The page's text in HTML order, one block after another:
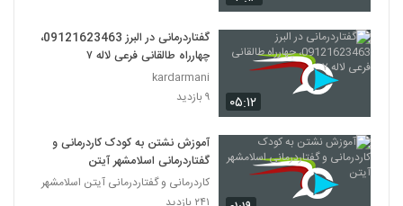
۰۵:۱۲
گفتاردرمانی در البرز 09121623463،
چهارراه طالقانی فرعی لاله ۷
kardarmani
۹ بازدید
آموزش نشتن به کودک کاردرمانی و
گفتاردرمانی اسلامشهر آیتن
کاردرمانی و گفتاردرمانی آیتن اسلامشهر
۲۴۱ بازدید